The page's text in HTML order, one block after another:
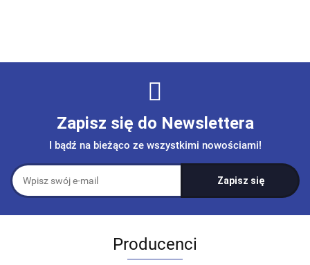
Zapisz się do Newslettera
I bądź na bieżąco ze wszystkimi nowościami!
Producenci